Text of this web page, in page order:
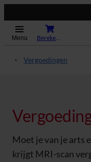
Menu
Vergoedingen
Moet je van je arts
krijgt MRI-scan